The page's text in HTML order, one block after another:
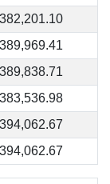
382,201.10
389,969.41
389,838.71
383,536.98
394,062.67
394,062.67